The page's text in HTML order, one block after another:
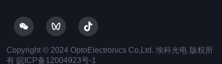
Copyright © 2024 OptoElectronics Co,Ltd. 埃科光电 版权所
有 皖ICP备12004923号-1